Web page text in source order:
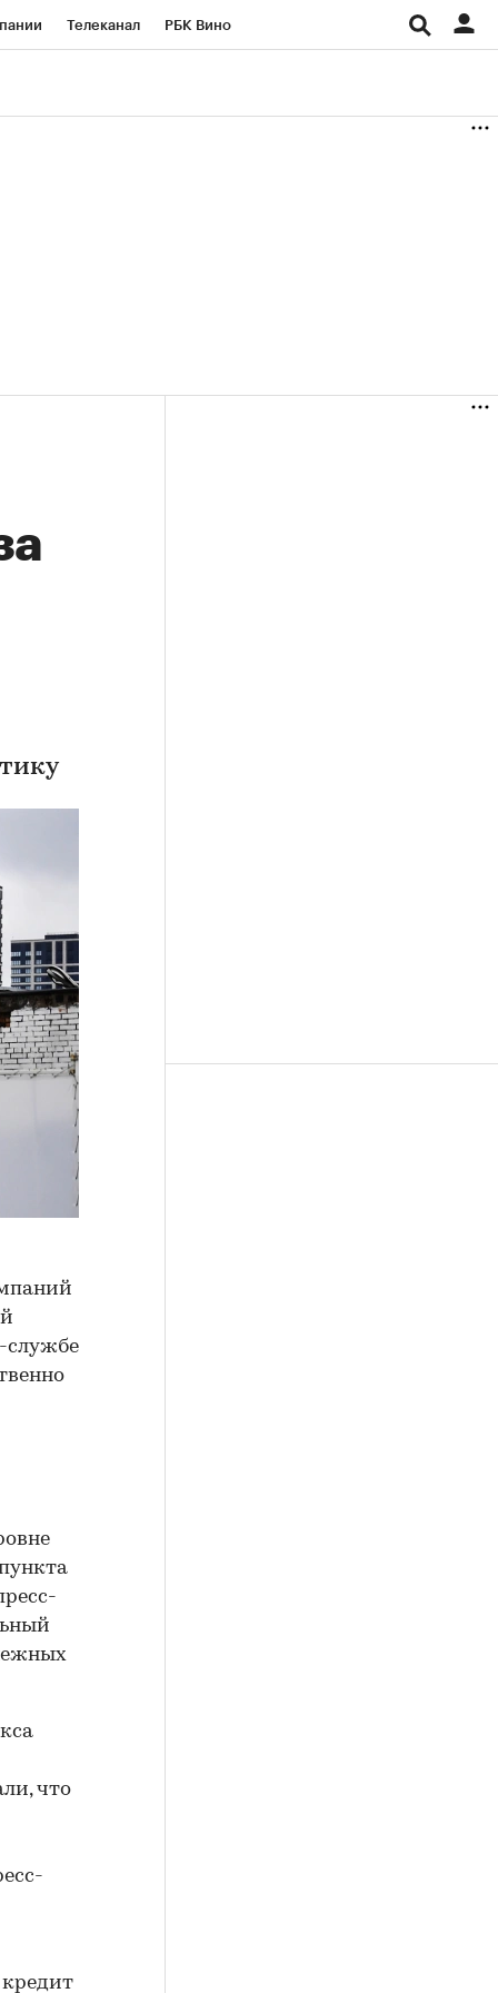
Телеканал РБК Вино
службе
что
кредит